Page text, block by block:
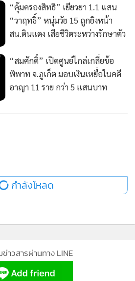
“คุ้มครองสิทธิ” เยียวยา 1.1 แสน
“วาฤทธิ์” หนุ่มวัย 15 ถูกยิงหน้า
สน.ดินแดง เสียชีวิตระหว่างรักษาตัว
“สมศักดิ์” เปิดศูนย์ไกล่เกลี่ยข้อ
พิพาท จ.ภูเก็ต มอบเงินเหยื่อในคดี
อาญา 11 ราย กว่า 5 แสนบาท
กำลังโหลด
าวสารผ่านทาง LINE